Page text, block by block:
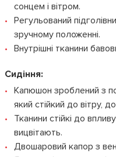
сонцем і вітром.
Регульований
зручному положенні.
Внутрішні тканини
Сидіння:
Капюшон зроблений з
який стійкий до вітру,
Тканини стійкі до
вицвітають.
Двошаровий капор з